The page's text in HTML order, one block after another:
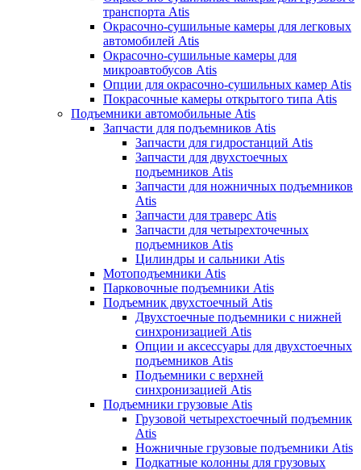
транспорта Atis
Окрасочно-сушильные камеры для легковых
автомобилей Atis
Окрасочно-сушильные камеры для
микроавтобусов Atis
Опции для окрасочно-сушильных камер Atis
Покрасочные камеры открытого типа Atis
Подъемники автомобильные Atis
Запчасти для подъемников Atis
Запчасти для гидростанций Atis
Запчасти для двухстоечных
подъемников Atis
Запчасти для ножничных подъемников
Atis
Запчасти для траверс Atis
Запчасти для четырехточечных
подъемников Atis
Цилиндры и сальники Atis
Мотоподъемники Atis
Парковочные подъемники Atis
Подъемник двухстоечный Atis
Двухстоечные подъемники с нижней
синхронизацией Atis
Опции и аксессуары для двухстоечных
подъемников Atis
Подъемники с верхней
синхронизацией Atis
Подъемники грузовые Atis
Грузовой четырехстоечный подъемник
Atis
Ножничные грузовые подъемники Atis
Подкатные колонны для грузовых